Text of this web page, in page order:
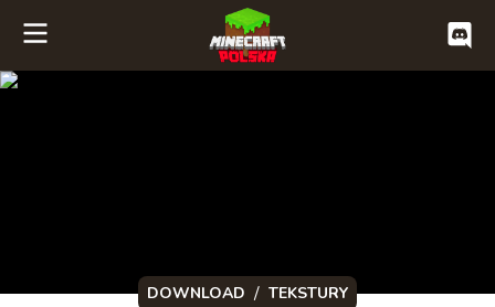
DOWNLOAD / TEKSTURY